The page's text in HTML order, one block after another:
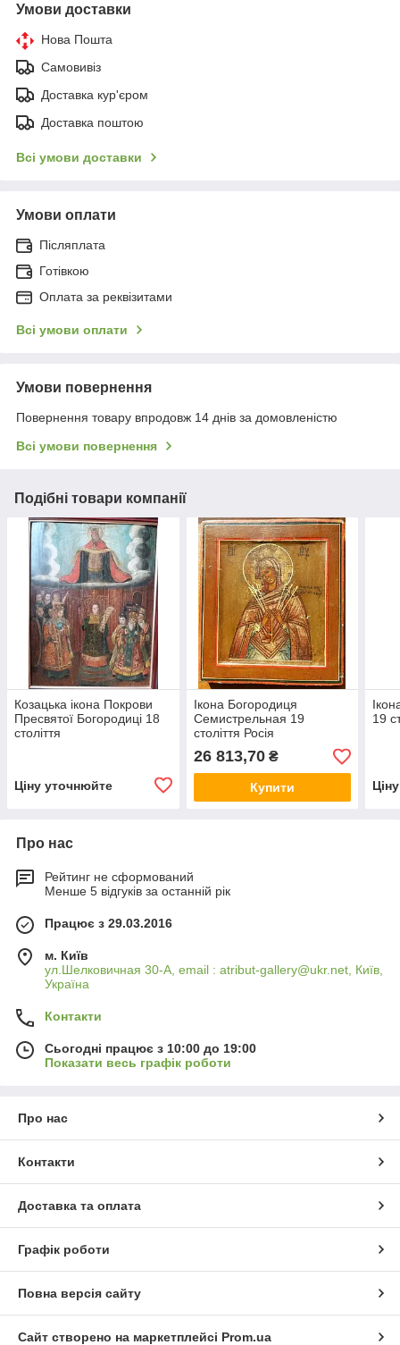
Умови доставки
Нова Пошта
Самовивіз
Доставка кур'єром
Доставка поштою
Всі умови доставки
Умови оплати
Післяплата
Готівкою
Оплата за реквізитами
Всі умови оплати
Умови повернення
Повернення товару впродовж 14 днів за домовленістю
Всі умови повернення
Подібні товари компанії
Козацька ікона Покрови
Пресвятої Богородиці 18
століття
Ціну уточнюйте
Ікона Богородиця
Семистрельная 19
століття Росія
26 813,70₴
Купити
19
Про нас
Рейтинг не сформований
Менше 5 відгуків за останній рік
Працює з 29.03.2016
м. Київ
ул.Шелковичная 30-А, email : atribut-gallery@ukr.net, Київ,
Україна
Контакти
Сьогодні працює з 10:00 до 19:00
Показати весь графік роботи
Про нас
Контакти
Доставка та оплата
Графік роботи
Повна версія сайту
Сайт створено на маркетплейсі Prom.ua